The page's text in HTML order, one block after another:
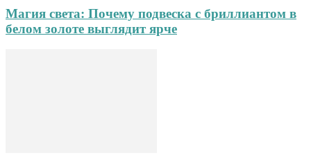
Магия света: Почему подвеска с бриллиантом в
белом золоте выглядит ярче